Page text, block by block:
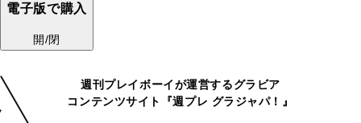
電子版で購入
開/閉
週刊プレイボーイが運営するグラビア
コンテンツサイト『週プレ グラジャパ！』